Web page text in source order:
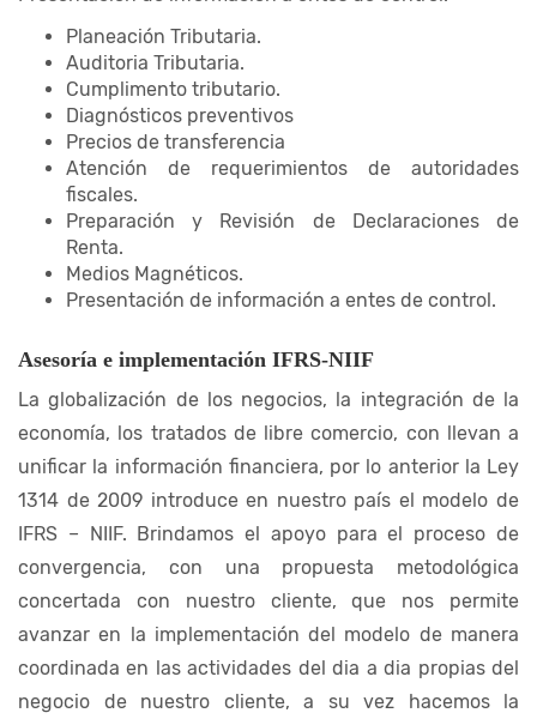
Planeación Tributaria.
Auditoria Tributaria.
Cumplimento tributario.
Diagnósticos preventivos
Precios de transferencia
Atención de requerimientos de autoridades
fiscales.
Preparación y Revisión de Declaraciones de
Renta.
Medios Magnéticos.
Presentación de información a entes de control.
Asesoría e implementación IFRS-NIIF
La globalización de los negocios, la integración de la
economía, los tratados de libre comercio, con llevan a
unificar la información financiera, por lo anterior la Ley
1314 de 2009 introduce en nuestro país el modelo de
IFRS – NIIF. Brindamos el apoyo para el proceso de
convergencia, con una propuesta metodológica
concertada con nuestro cliente, que nos permite
avanzar en la implementación del modelo de manera
coordinada en las actividades del dia a dia propias del
negocio de nuestro cliente, a su vez hacemos la